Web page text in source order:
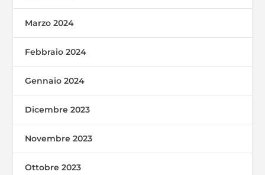
Marzo 2024
Febbraio 2024
Gennaio 2024
Dicembre 2023
Novembre 2023
Ottobre 2023